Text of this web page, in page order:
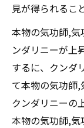
見が得られるこ
本物の気功師,気
ンダリニーが上
するに、クンダ
て本物の気功師,
クンダリニーの
本物の気功師,